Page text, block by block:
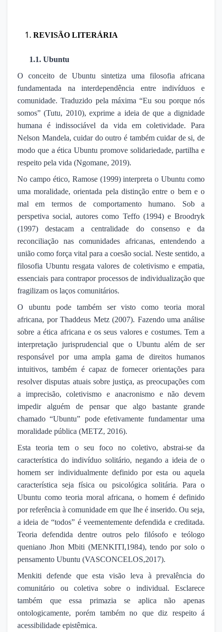
REVISÃO LITERÁRIA
1.1. Ubuntu
O conceito de Ubuntu sintetiza uma filosofia africana
fundamentada na interdependência entre indivíduos e
comunidade. Traduzido pela máxima “Eu sou porque nós
somos” (Tutu, 2010), exprime a ideia de que a dignidade
humana é indissociável da vida em coletividade. Para
Nelson Mandela, cuidar do outro é também cuidar de si, de
modo que a ética Ubuntu promove solidariedade, partilha e
respeito pela vida (Ngomane, 2019).
No campo ético, Ramose (1999) interpreta o Ubuntu como
uma moralidade, orientada pela distinção entre o bem e o
mal em termos de comportamento humano. Sob a
perspetiva social, autores como Teffo (1994) e Broodryk
(1997) destacam a centralidade do consenso e da
reconciliação nas comunidades africanas, entendendo a
união como força vital para a coesão social. Neste sentido, a
filosofia Ubuntu resgata valores de coletivismo e empatia,
essenciais para contrapor processos de individualização que
fragilizam os laços comunitários.
O ubuntu pode também ser visto como teoria moral
africana, por Thaddeus Metz (2007). Fazendo uma análise
sobre a ética africana e os seus valores e costumes. Tem a
interpretação jurisprudencial que o Ubuntu além de ser
responsável por uma ampla gama de direitos humanos
intuitivos, também é capaz de fornecer orientações para
resolver disputas atuais sobre justiça, as preocupações com
a imprecisão, coletivismo e anacronismo e não devem
impedir alguém de pensar que algo bastante grande
chamado “Ubuntu” pode efetivamente fundamentar uma
moralidade pública (METZ, 2016).
Esta teoria tem o seu foco no coletivo, abstrai-se da
característica do indivíduo solitário, negando a ideia de o
homem ser individualmente definido por esta ou aquela
característica seja física ou psicológica solitária. Para o
Ubuntu como teoria moral africana, o homem é definido
por referência à comunidade em que lhe é inserido. Ou seja,
a ideia de “todos” é veementemente defendida e creditada.
Teoria defendida dentre outros pelo filósofo e teólogo
queniano Jhon Mbiti (MENKITI,1984), tendo por solo o
pensamento Ubuntu (VASCONCELOS,2017).
Menkiti defende que esta visão leva à prevalência do
comunitário ou coletiva sobre o individual. Esclarece
também que essa primazia se aplica não apenas
ontologicamente, porém também no que diz respeito á
acessibilidade epistêmica.